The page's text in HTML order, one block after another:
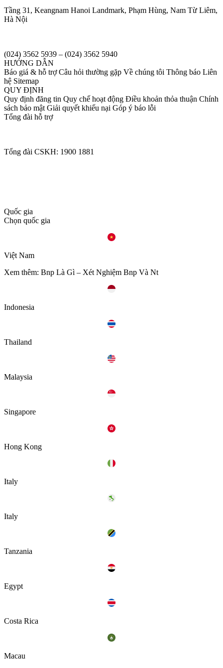
Tầng 31, Keangnam Hanoi Landmark, Phạm Hùng, Nam Từ Liêm,
Hà Nội
(024) 3562 5939 – (024) 3562 5940
HƯỚNG DẪN
Báo giá & hỗ trợ Câu hỏi thường gặp Về chúng tôi Thông báo Liên
hệ Sitemap
QUY ĐỊNH
Quy định đăng tin Quy chế hoạt động Điều khoản thỏa thuận Chính
sách bảo mật Giải quyết khiếu nại Góp ý báo lỗi
Tổng đài hỗ trợ
Tổng đài CSKH: 1900 1881
Quốc gia
Chọn quốc gia
Việt Nam
Xem thêm: Bnp Là Gì – Xét Nghiệm Bnp Và Nt
Indonesia
Thailand
Malaysia
Singapore
Hong Kong
Italy
Italy
Tanzania
Egypt
Costa Rica
Macau